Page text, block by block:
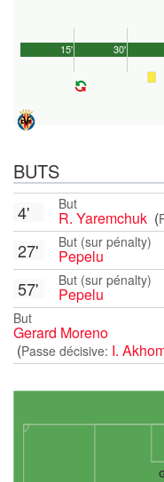
15' 30'
BUTS
But
R. Yaremchuk (
4'
But (sur pénalty)
Pepelu
27'
But (sur pénalty)
Pepelu
57'
But
Gerard Moreno
(Passe décisive: I.